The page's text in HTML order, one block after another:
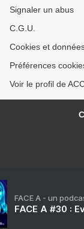
Signaler un abus
C.G.U.
Cookies et
Préférences
Voir le profil de
FACE A - un
FACE A #30 :